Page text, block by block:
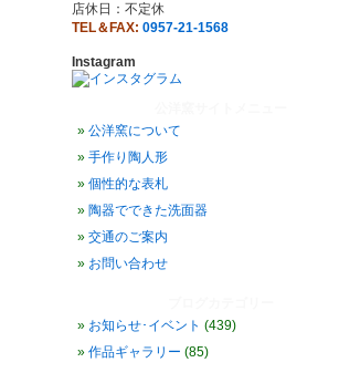
店休日：不定休
TEL＆FAX: 0957-21-1568
Instagram
公洋窯について
手作り陶人形
個性的な表札
陶器でできた洗面器
交通のご案内
お問い合わせ
お知らせ･イベント (439)
作品ギャラリー (85)